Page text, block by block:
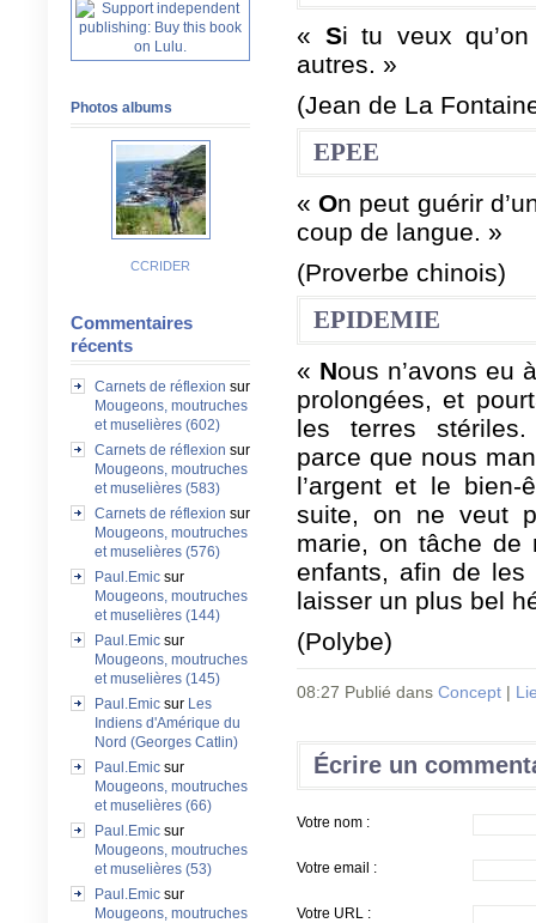
Photos albums
CCRIDER
Commentaires
récents
Carnets de réflexion sur
Mougeons, moutruches
et muselières (602)
Carnets de réflexion sur
Mougeons, moutruches
et muselières (583)
Carnets de réflexion sur
Mougeons, moutruches
et muselières (576)
Paul.Emic sur
Mougeons, moutruches
et muselières (144)
Paul.Emic sur
Mougeons, moutruches
et muselières (145)
Paul.Emic sur Les
Indiens d'Amérique du
Nord (Georges Catlin)
Paul.Emic sur
Mougeons, moutruches
et muselières (66)
Paul.Emic sur
Mougeons, moutruches
et muselières (53)
Paul.Emic sur
Mougeons, moutruches
« Si tu veux
autres. »
(Jean de La
EPEE
«On peut guérir
coup de langue. »
(Proverbe chinois)
EPIDEMIE
« Nous n’avons eu
prolongées, et
les terres stériles.
parce que nous
l’argent et le
suite, on ne veut
marie, on tâche de
enfants, afin de
laisser un plus bel
(Polybe)
08:27 Publié dans Concept
Écrire un
Votre nom :
Votre email :
Votre URL :